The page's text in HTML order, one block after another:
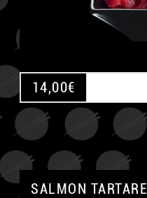
14,00€
SALMON TARTARE